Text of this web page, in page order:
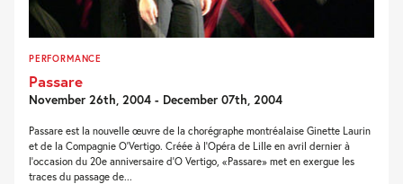
PERFORMANCE
Passare
November 26th, 2004 - December 07th, 2004
Passare est la nouvelle œuvre de la chorégraphe montréalaise Ginette Laurin
et de la Compagnie O’Vertigo. Créée à l’Opéra de Lille en avril dernier à
l’occasion du 20e anniversaire d’O Vertigo, «Passare» met en exergue les
traces du passage de...